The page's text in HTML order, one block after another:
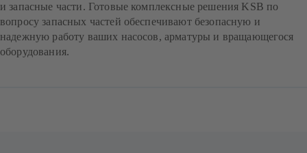
и запасные части. Готовые комплексные решения KSB по
вопросу запасных частей обеспечивают безопасную и
надежную работу ваших насосов, арматуры и вращающегося
оборудования.